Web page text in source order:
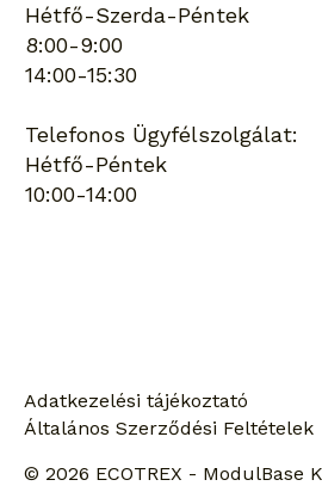
Hétfő-Szerda-Péntek
8:00-9:00
14:00-15:30
Telefonos Ügyfélszolgálat:
Hétfő-Péntek
10:00-14:00
Adatkezelési tájékoztató
Általános Szerződési Feltételek
© 2026 ECOTREX - ModulBase